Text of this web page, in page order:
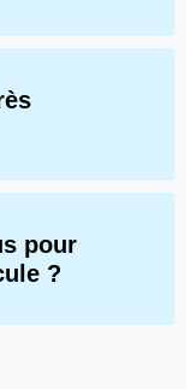
pour
?